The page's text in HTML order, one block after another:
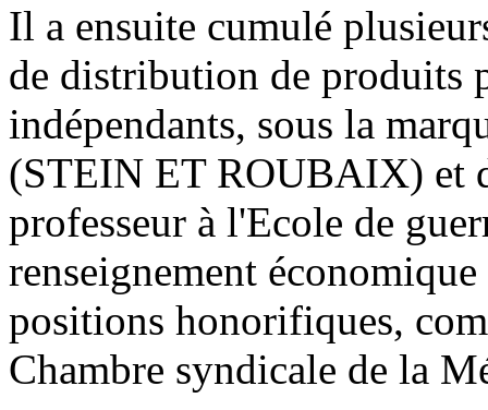
Il a ensuite cumulé
de distribution de produits
indépendants, sous la
(STEIN ET ROUBAIX) et
professeur à l'Ecole de
renseignement
positions honorifiques,
Chambre syndicale de la